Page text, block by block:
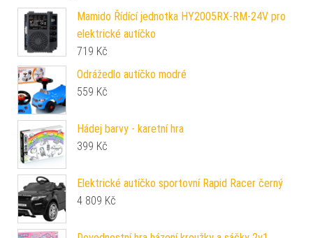
Mamido Řídící jednotka HY2005RX-RM-24V pro
elektrické autíčko
719 Kč
Odrážedlo autíčko modré
559 Kč
Hádej barvy - karetní hra
399 Kč
Elektrické autíčko sportovní Rapid Racer černý
4 809 Kč